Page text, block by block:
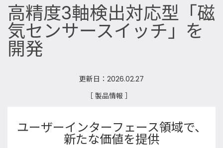
高精度3軸検出対応型「磁
気センサースイッチ」を
開発
更新日：2026.02.27
［ 製品情報 ］
ユーザーインターフェース領域で、
新たな価値を提供